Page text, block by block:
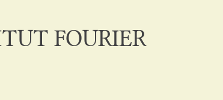
FOURIER